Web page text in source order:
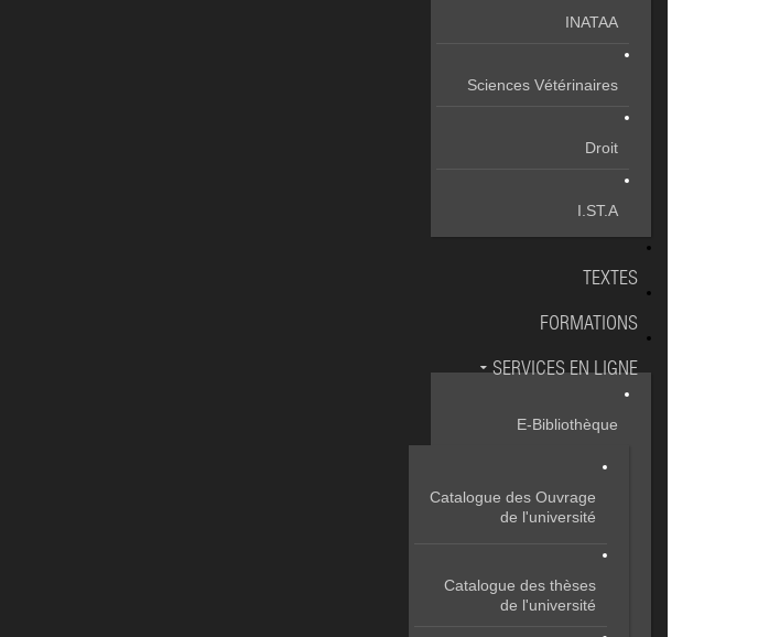
INATAA
Sciences Vétérinaires
Droit
I.ST.A
TEXTES
FORMATIONS
SERVICES EN LIGNE
E-Bibliothèque
Catalogue des Ouvrage
de l'université
Catalogue des thèses
de l'université